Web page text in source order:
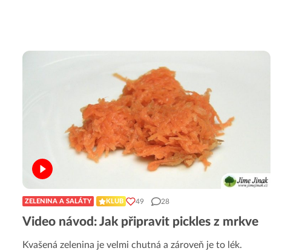
ZELENINA A SALÁTY KLUB 49 28
Video návod: Jak připravit pickles z mrkve
Kvašená zelenina je velmi chutná a zároveň je to lék.